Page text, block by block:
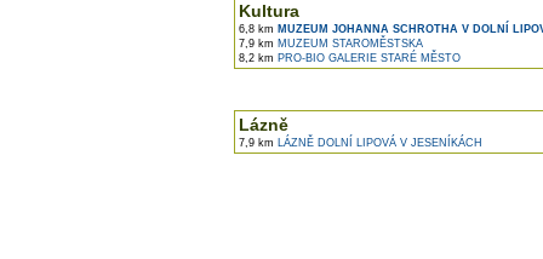
Kultura
6,8 km MUZEUM JOHANNA SCHROTHA V DOLNÍ
7,9 km MUZEUM STAROMĚSTSKA
8,2 km PRO-BIO GALERIE STARÉ MĚSTO
Lázně
7,9 km LÁZNĚ DOLNÍ LIPOVÁ V JESENÍKÁCH